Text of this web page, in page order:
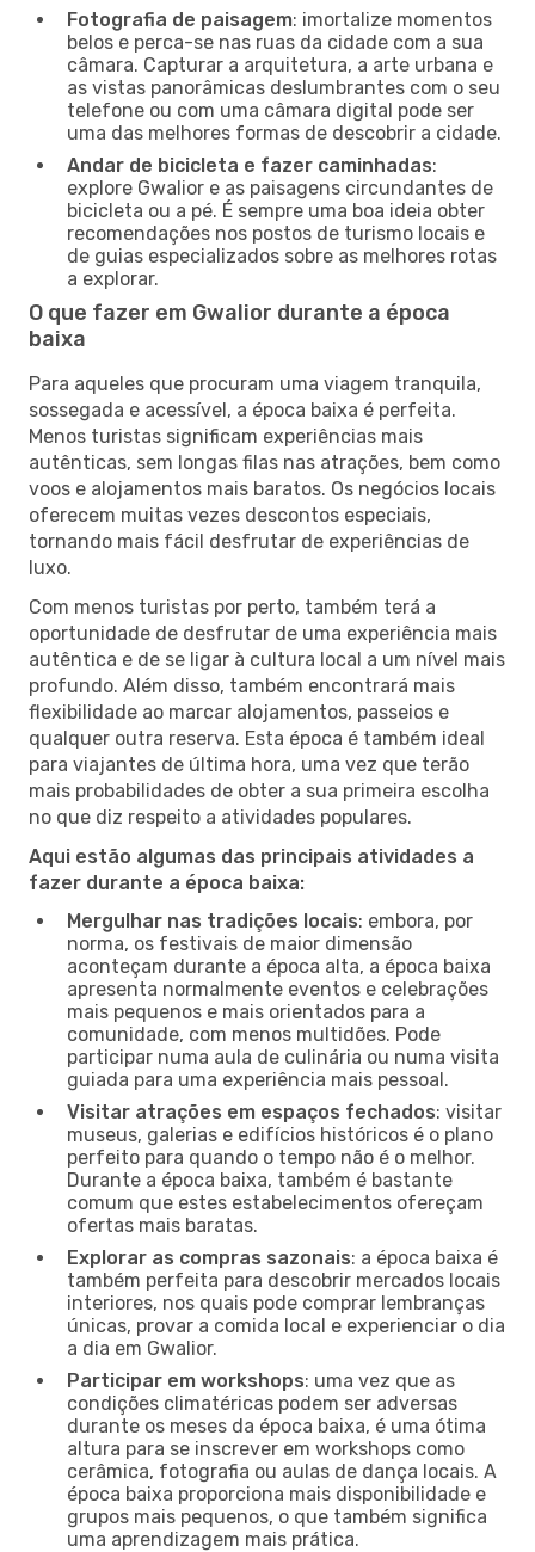
Fotografia de paisagem: imortalize momentos
belos e perca-se nas ruas da cidade com a sua
câmara. Capturar a arquitetura, a arte urbana e
as vistas panorâmicas deslumbrantes com o seu
telefone ou com uma câmara digital pode ser
uma das melhores formas de descobrir a cidade.
Andar de bicicleta e fazer caminhadas:
explore Gwalior e as paisagens circundantes de
bicicleta ou a pé. É sempre uma boa ideia obter
recomendações nos postos de turismo locais e
de guias especializados sobre as melhores rotas
a explorar.
O que fazer em Gwalior durante a época
baixa
Para aqueles que procuram uma viagem tranquila,
sossegada e acessível, a época baixa é perfeita.
Menos turistas significam experiências mais
autênticas, sem longas filas nas atrações, bem como
voos e alojamentos mais baratos. Os negócios locais
oferecem muitas vezes descontos especiais,
tornando mais fácil desfrutar de experiências de
luxo.
Com menos turistas por perto, também terá a
oportunidade de desfrutar de uma experiência mais
autêntica e de se ligar à cultura local a um nível mais
profundo. Além disso, também encontrará mais
flexibilidade ao marcar alojamentos, passeios e
qualquer outra reserva. Esta época é também ideal
para viajantes de última hora, uma vez que terão
mais probabilidades de obter a sua primeira escolha
no que diz respeito a atividades populares.
Aqui estão algumas das principais atividades a
fazer durante a época baixa:
Mergulhar nas tradições locais: embora, por
norma, os festivais de maior dimensão
aconteçam durante a época alta, a época baixa
apresenta normalmente eventos e celebrações
mais pequenos e mais orientados para a
comunidade, com menos multidões. Pode
participar numa aula de culinária ou numa visita
guiada para uma experiência mais pessoal.
Visitar atrações em espaços fechados: visitar
museus, galerias e edifícios históricos é o plano
perfeito para quando o tempo não é o melhor.
Durante a época baixa, também é bastante
comum que estes estabelecimentos ofereçam
ofertas mais baratas.
Explorar as compras sazonais: a época baixa é
também perfeita para descobrir mercados locais
interiores, nos quais pode comprar lembranças
únicas, provar a comida local e experienciar o dia
a dia em Gwalior.
Participar em workshops: uma vez que as
condições climatéricas podem ser adversas
durante os meses da época baixa, é uma ótima
altura para se inscrever em workshops como
cerâmica, fotografia ou aulas de dança locais. A
época baixa proporciona mais disponibilidade e
grupos mais pequenos, o que também significa
uma aprendizagem mais prática.